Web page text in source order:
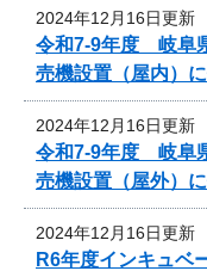
2024年12月16日更新
令和7‐9年度 岐阜
売機設置（屋内）
2024年12月16日更新
令和7‐9年度 岐阜
売機設置（屋外）
2024年12月16日更新
R6年度インキュベ